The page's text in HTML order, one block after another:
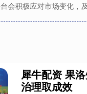
会积极应对市场变化，
犀牛配资 果
治理取成效